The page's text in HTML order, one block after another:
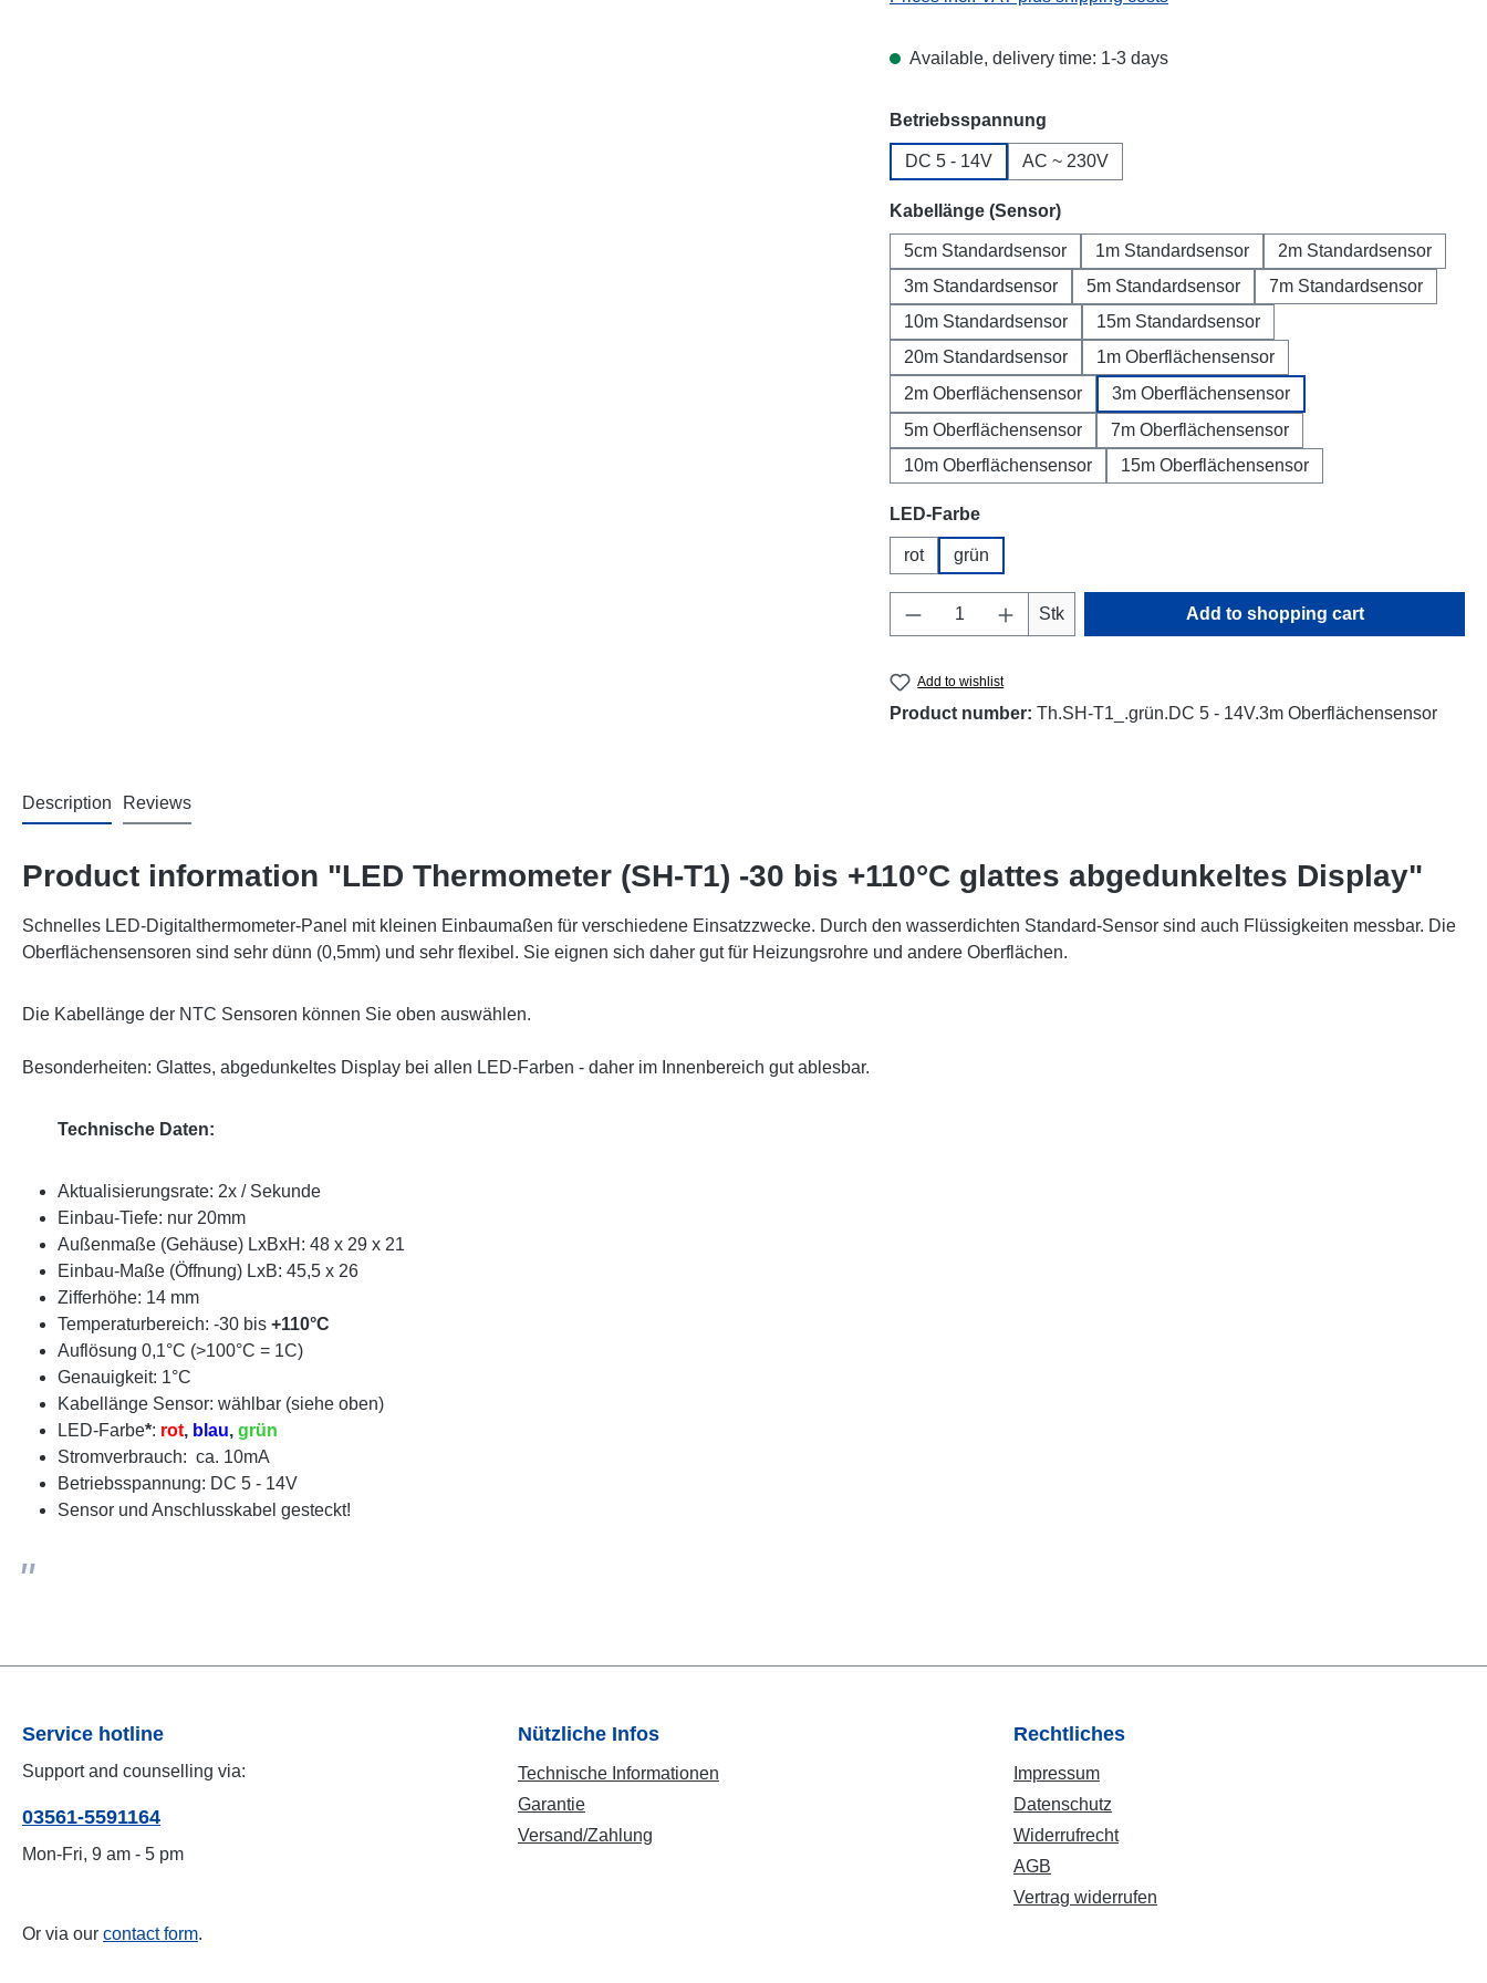
Available, delivery time: 1-3 days
Select
Betriebsspannung
DC 5 - 14V AC ~ 230V
Select
Kabellänge (Sensor)
5cm Standardsensor 1m Standardsensor
2m Standardsensor
3m Standardsensor
5m Standardsensor
7m Standardsensor
10m Standardsensor
15m Standardsensor
20m Standardsensor
1m Oberflächensensor
2m Oberflächensensor
3m Oberflächensensor
5m Oberflächensensor
7m Oberflächensensor
10m Oberflächensensor
15m Oberflächensensor
Select
LED-Farbe
rot grün
Product Quantity: Enter the desired amount or
Stk Add to shopping cart
Add to wishlist
Product number: Th.SH-T1_.grün.DC 5 - 14V.3m Oberflächensensor
Description Reviews
Product information "LED Thermometer (SH-T1) -30 bis +110°C glattes abgedunkeltes Display"
Schnelles LED-Digitalthermometer-Panel mit kleinen Einbaumaßen für verschiedene Einsatzzwecke. Durch den wasserdichten Standard-Sensor sind auch Flüssigkeiten messbar. Die
Oberflächensensoren sind sehr dünn (0,5mm) und sehr flexibel. Sie eignen sich daher gut für Heizungsrohre und andere Oberflächen.
Die Kabellänge der NTC Sensoren können Sie oben auswählen.
Besonderheiten: Glattes, abgedunkeltes Display bei allen LED-Farben - daher im Innenbereich gut ablesbar.
Technische Daten:
Aktualisierungsrate: 2x / Sekunde
Einbau-Tiefe: nur 20mm
Außenmaße (Gehäuse) LxBxH: 48 x 29 x 21
Einbau-Maße (Öffnung) LxB: 45,5 x 26
Zifferhöhe: 14 mm
Temperaturbereich: -30 bis +110°C
Auflösung 0,1°C (>100°C = 1C)
Genauigkeit: 1°C
Kabellänge Sensor: wählbar (siehe oben)
LED-Farbe*: rot, blau, grün
Stromverbrauch: ca. 10mA
Betriebsspannung: DC 5 - 14V
Sensor und Anschlusskabel gesteckt!
Service hotline
Support and counselling via:
03561-5591164
Mon-Fri, 9 am - 5 pm
Or via our contact form.
Nützliche Infos
Technische Informationen
Garantie
Versand/Zahlung
Rechtliches
Impressum
Datenschutz
Widerrufrecht
AGB
Vertrag widerrufen